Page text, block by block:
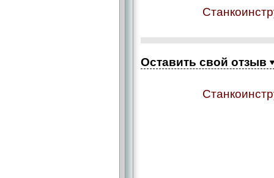
Оставить свой отзыв